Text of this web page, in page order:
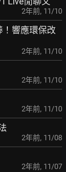
2年前, 11/10
！響應環保改
2年前, 11/10
2年前, 11/10
2年前, 11/10
2年前, 11/08
2年前, 11/07